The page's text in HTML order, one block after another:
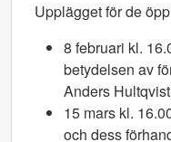
Upplägget för de
8 februari kl.
betydelsen av
Anders Hultqvist
15 mars kl.
och dess